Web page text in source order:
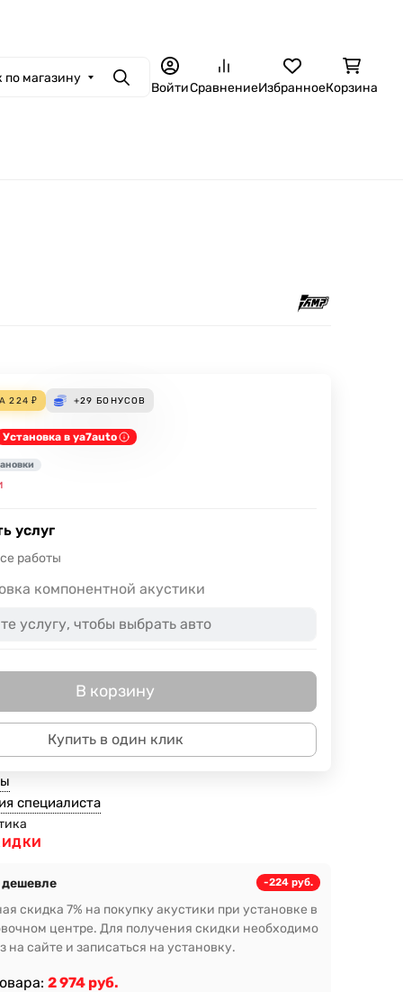
по магазину ПоискВойтиСравнениеИзбранноеКорзина
224 ₽ +29 БОНУСОВ
Установка в ya7auto
услуг
работы
компонентной акустики
В корзину
Купить в один клик
специалиста
дешевле -224 руб.
скидка 7% на покупку акустики при установке в
центре. Для получения скидки необходимо
на сайте и записаться на установку.
2 974 руб.